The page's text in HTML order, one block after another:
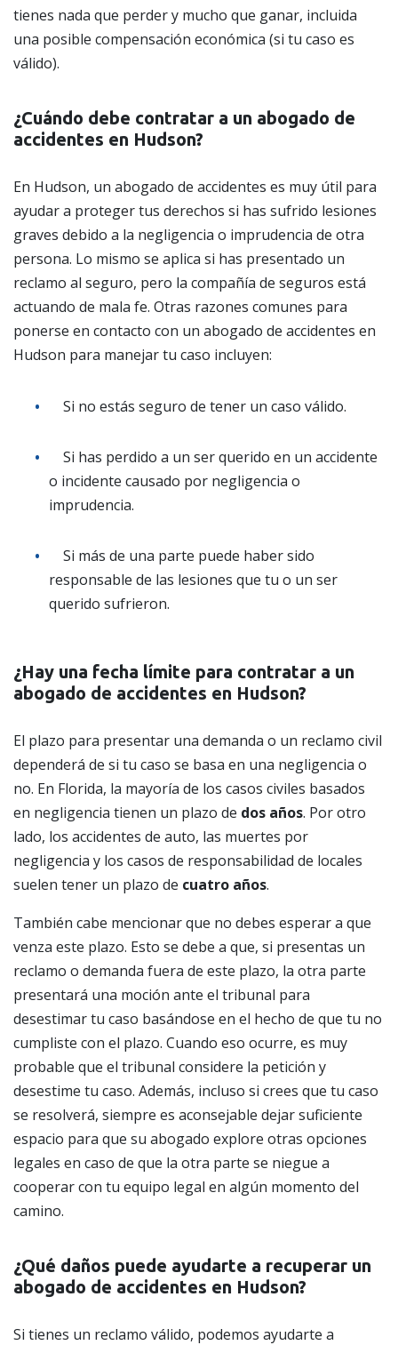
tienes nada que perder y mucho que ganar, incluida
una posible compensación económica (si tu caso es
válido).
¿Cuándo debe contratar a un abogado de
accidentes en Hudson?
En Hudson, un abogado de accidentes es muy útil para
ayudar a proteger tus derechos si has sufrido lesiones
graves debido a la negligencia o imprudencia de otra
persona. Lo mismo se aplica si has presentado un
reclamo al seguro, pero la compañía de seguros está
actuando de mala fe. Otras razones comunes para
ponerse en contacto con un abogado de accidentes en
Hudson para manejar tu caso incluyen:
Si no estás seguro de tener un caso válido.
Si has perdido a un ser querido en un accidente
o incidente causado por negligencia o
imprudencia.
Si más de una parte puede haber sido
responsable de las lesiones que tu o un ser
querido sufrieron.
¿Hay una fecha límite para contratar a un
abogado de accidentes en Hudson?
El plazo para presentar una demanda o un reclamo civil
dependerá de si tu caso se basa en una negligencia o
no. En Florida, la mayoría de los casos civiles basados
en negligencia tienen un plazo de dos años. Por otro
lado, los accidentes de auto, las muertes por
negligencia y los casos de responsabilidad de locales
suelen tener un plazo de cuatro años.
También cabe mencionar que no debes esperar a que
venza este plazo. Esto se debe a que, si presentas un
reclamo o demanda fuera de este plazo, la otra parte
presentará una moción ante el tribunal para
desestimar tu caso basándose en el hecho de que tu no
cumpliste con el plazo. Cuando eso ocurre, es muy
probable que el tribunal considere la petición y
desestime tu caso. Además, incluso si crees que tu caso
se resolverá, siempre es aconsejable dejar suficiente
espacio para que su abogado explore otras opciones
legales en caso de que la otra parte se niegue a
cooperar con tu equipo legal en algún momento del
camino.
¿Qué daños puede ayudarte a recuperar un
abogado de accidentes en Hudson?
Si tienes un reclamo válido, podemos ayudarte a